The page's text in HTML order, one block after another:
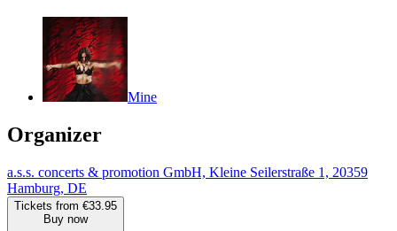
Mine
Organizer
a.s.s. concerts & promotion GmbH, Kleine Seilerstraße 1, 20359
Hamburg, DE
Tickets from €33.95
Buy now